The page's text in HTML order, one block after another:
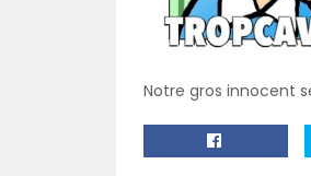
Notre gros innocent